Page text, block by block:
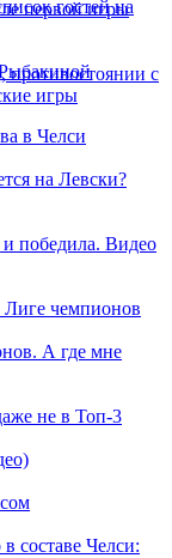
первой игры
противостоянии с
игры
гостей на
в Челси
на Левски?
победила. Видео
Лиге чемпионов
А где мне
не в Топ-3
составе Челси: